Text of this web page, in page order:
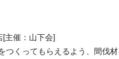
主催：山下会]
つくってもらえるよう、間伐